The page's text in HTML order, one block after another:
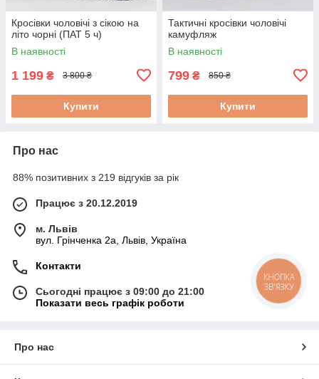
Кросівки чоловічі з сікою на
літо чорні (ПАТ 5 ч)
В наявності
1 199 ₴ 3 800 ₴
Купити
Тактичні кросівки чоловічі
камуфляж
В наявності
799 ₴ 850 ₴
Купити
Про нас
88% позитивних з 219 відгуків за рік
Працює з 20.12.2019
м. Львів
вул. Грінченка 2а, Львів, Україна
Контакти
Сьогодні працює з 09:00 до 21:00
Показати весь графік роботи
Про нас
КНОПКА
ЗВ'ЯЗКУ